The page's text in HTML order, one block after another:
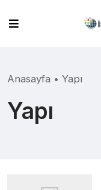
content
Anasayfa • Yapı
Yapı